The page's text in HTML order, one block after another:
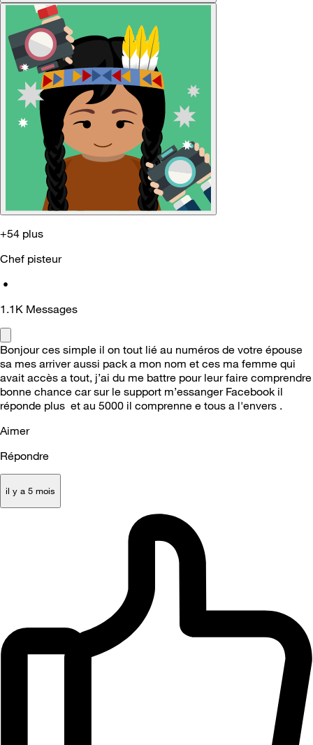
+54 plus
Chef pisteur
•
1.1K Messages
Bonjour ces simple il on tout lié au numéros de votre épouse
sa mes arriver aussi pack a mon nom et ces ma femme qui
avait accès a tout, j’ai du me battre pour leur faire comprendre
bonne chance car sur le support m’essanger Facebook il
réponde plus et au 5000 il comprenne e tous a l'envers .
Aimer
Répondre
il y a 5 mois